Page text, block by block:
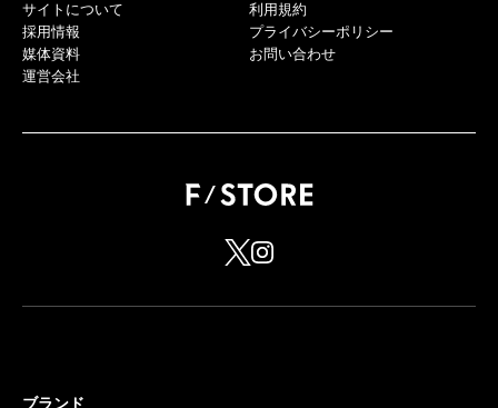
サイトについて
採用情報
媒体資料
運営会社
利用規約
プライバシーポリシー
お問い合わせ
ブランド